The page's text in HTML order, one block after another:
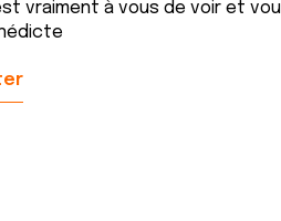
vraiment à vous de voir et